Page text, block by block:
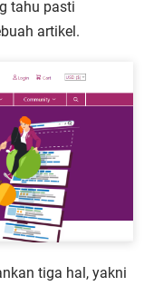
tahu pasti
artikel.
tiga hal, yakni